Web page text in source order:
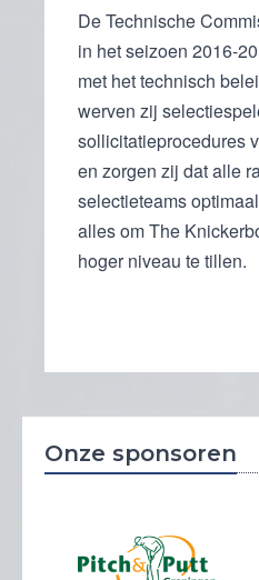
De Technische
in het seizoen 2016-
met het technisch
werven zij
sollicitatieprocedures
en zorgen zij dat alle
selectieteams
alles om The
hoger niveau te tillen.
Onze sponsoren